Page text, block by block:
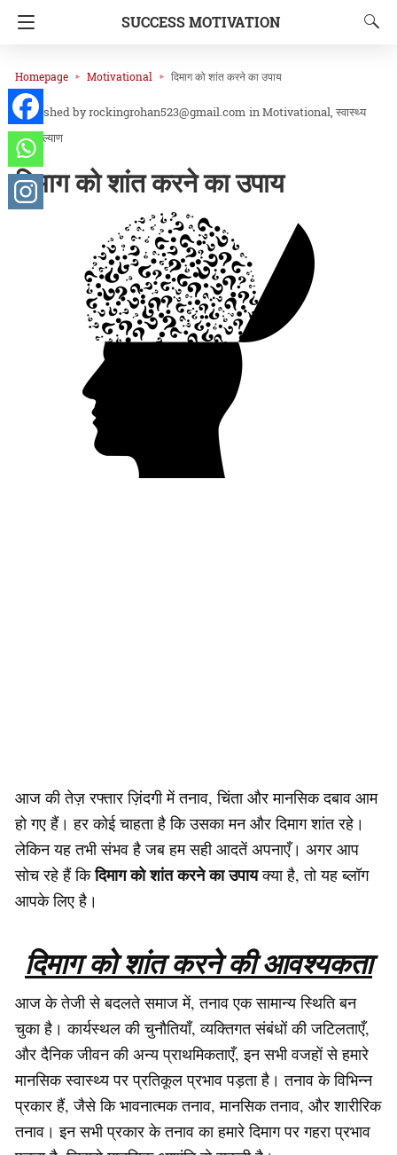
SUCCESS MOTIVATION
Homepage Motivational दिमाग को शांत करने का उपाय
rockingrohan523@gmail.com inMotivational स्वास्थ्य
और कल्याण
दिमाग को शांत करने का उपाय
आज की तेज़ रफ्तार ज़िंदगी में तनाव, चिंता और मानसिक दबाव आम
हो गए हैं। हर कोई चाहता है कि उसका मन और दिमाग शांत रहे।
लेकिन यह तभी संभव है जब हम सही आदतें अपनाएँ। अगर आप
सोच रहे हैं किदिमाग को शांत करने का उपायक्या है, तो यह ब्लॉग
आपके लिए है।
दिमाग को शांत करने की आवश्यकता
आज के तेजी से बदलते समाज में, तनाव एक सामान्य स्थिति बन
चुका है। कार्यस्थल की चुनौतियाँ, व्यक्तिगत संबंधों की जटिलताएँ,
और दैनिक जीवन की अन्य प्राथमिकताएँ, इन सभी वजहों से हमारे
मानसिक स्वास्थ्य पर प्रतिकूल प्रभाव पड़ता है। तनाव के विभिन्न
प्रकार हैं, जैसे कि भावनात्मक तनाव, मानसिक तनाव, और शारीरिक
तनाव। इन सभी प्रकार के तनाव का हमारे दिमाग पर गहरा प्रभाव